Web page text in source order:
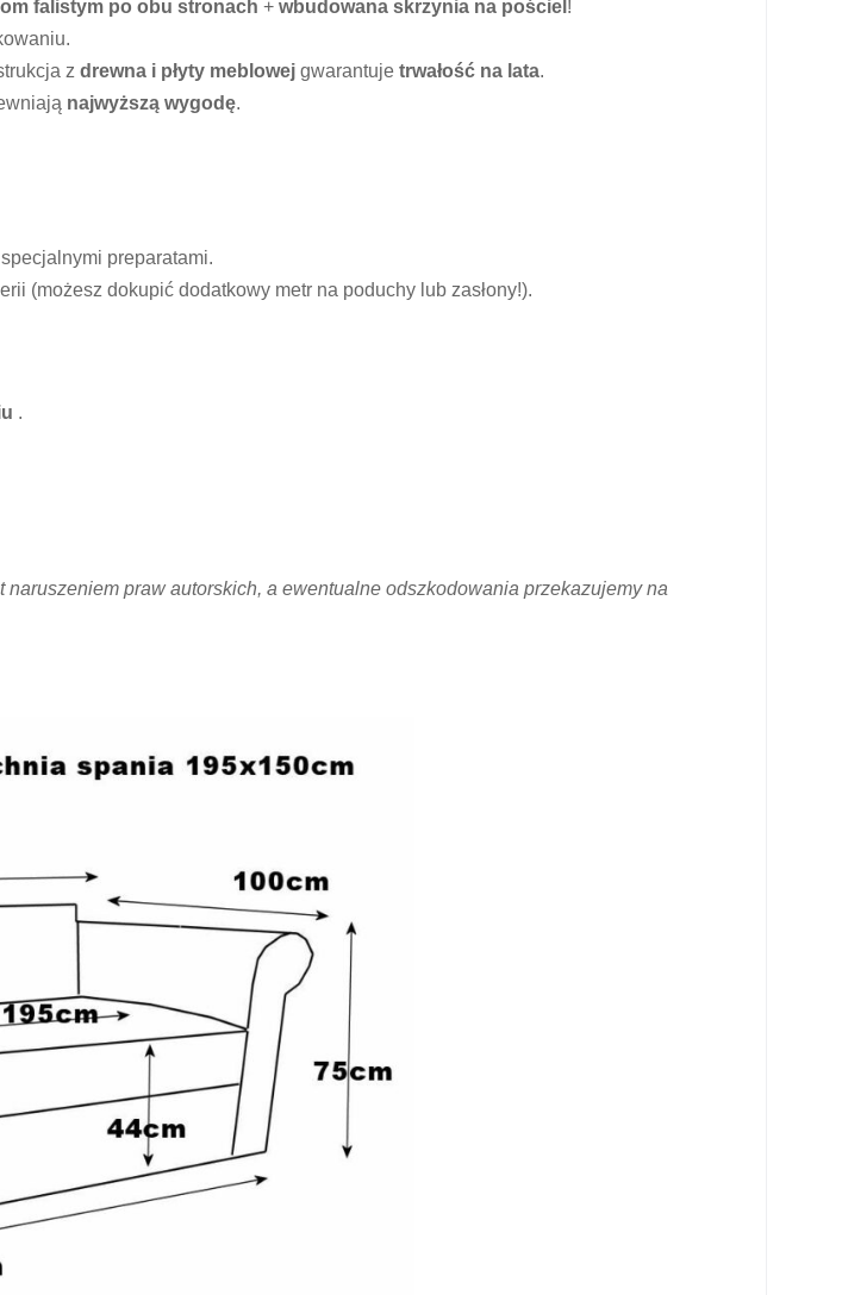
falistym po obu stronach + wbudowana skrzynia na pościel !
z drewna i płyty meblowej gwarantuje trwałość na lata.
najwyższą wygodę.
preparatami.
(możesz dokupić dodatkowy metr na poduchy lub zasłony!).
.
praw autorskich, a ewentualne odszkodowania przekazujemy na